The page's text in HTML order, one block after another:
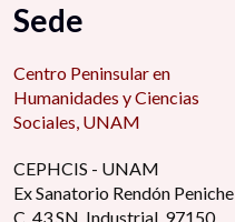
Sede
Centro Peninsular en
Humanidades y Ciencias
Sociales, UNAM
CEPHCIS - UNAM
Ex Sanatorio Rendón Peniche
C. 43 SN, Industrial, 97150